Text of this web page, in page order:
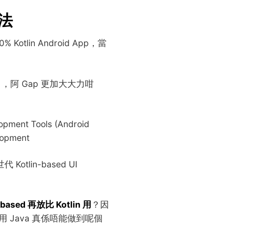
Kotlin Android App，當
阿 Gap 更加大大力咁
Tools (Android
代 Kotlin-based UI
再放比 Kotlin 用 ？因
Java 真係唔能做到呢個